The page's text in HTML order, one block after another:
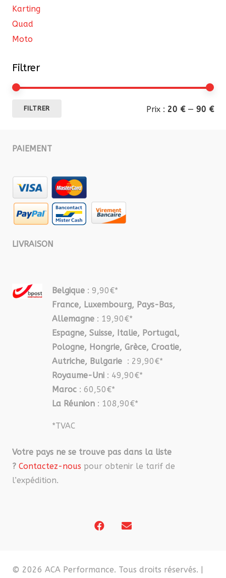
Karting
Quad
Moto
Filtrer
FILTRER Prix : 20 €— 90 €
PAIEMENT
LIVRAISON
Belgique : 9,90€*
France, Luxembourg, Pays-Bas,
Allemagne : 19,90€*
Espagne, Suisse, Italie, Portugal,
Pologne, Hongrie, Grèce, Croatie,
Autriche, Bulgarie : 29,90€*
Royaume-Uni : 49,90€*
Maroc : 60,50€*
La Réunion : 108,90€*
*TVAC
Votre pays ne se trouve pas dans la liste
? Contactez-nous pour obtenir le tarif de
l’expédition.
© 2026 ACA Performance. Tous droits réservés. |